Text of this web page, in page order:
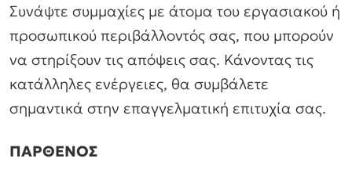
Συνάψτε συμμαχίες με άτομα του εργασιακού ή
προσωπικού περιβάλλοντός σας, που μπορούν
να στηρίξουν τις απόψεις σας. Κάνοντας τις
κατάλληλες ενέργειες, θα συμβάλετε
σημαντικά στην επαγγελματική επιτυχία σας.
ΠΑΡΘΕΝΟΣ